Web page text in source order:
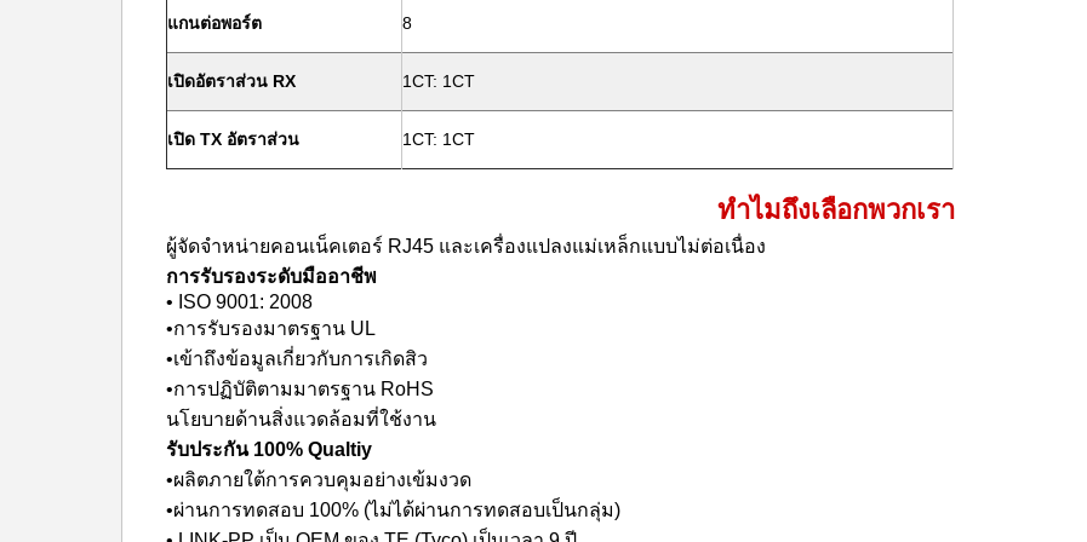
แกนต่อพอร์ต 8
เปิดอัตราส่วน RX 1CT: 1CT
เปิด TX อัตราส่วน 1CT: 1CT
ทำไมถึงเลือกพวกเรา
ผู้จัดจำหน่ายคอนเน็คเตอร์ RJ45 และเครื่องแปลงแม่เหล็กแบบไม่ต่อเนื่อง
การรับรองระดับมืออาชีพ
• ISO 9001: 2008
•การรับรองมาตรฐาน UL
•เข้าถึงข้อมูลเกี่ยวกับการเกิดสิว
•การปฏิบัติตามมาตรฐาน RoHS
นโยบายด้านสิ่งแวดล้อมที่ใช้งาน
รับประกัน 100% Qualtiy
•ผลิตภายใต้การควบคุมอย่างเข้มงวด
•ผ่านการทดสอบ 100% (ไม่ได้ผ่านการทดสอบเป็นกลุ่ม)